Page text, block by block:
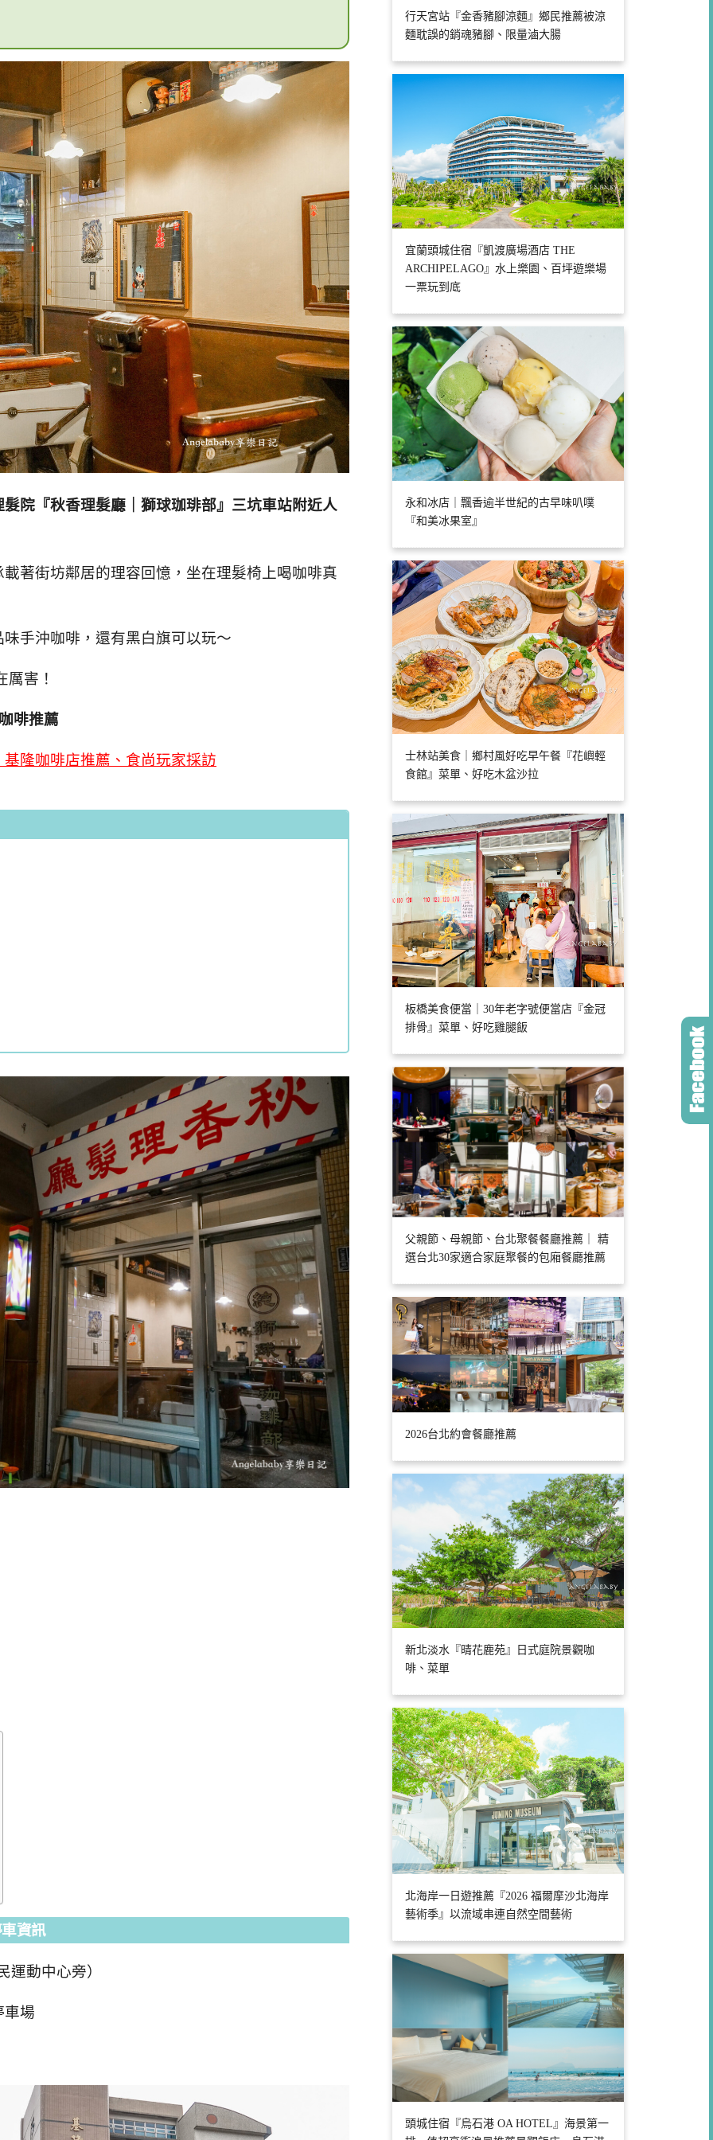
院『秋香理髮廳｜獅球珈琲部』三坑車站附近人
著街坊鄰居的理容回憶，坐在理髮椅上喝咖啡真
手沖咖啡，還有黑白旗可以玩～
厲害！
啡推薦
隆咖啡店推薦、食尚玩家採訪
資訊
動中心旁）
車場
行天宮站『金香豬腳涼麵』鄉民推薦被涼
麵耽誤的銷魂豬腳、限量滷大腸
宜蘭頭城住宿『凱渡廣場酒店 THE
ARCHIPELAGO』水上樂園、百坪遊樂場
一票玩到底
永和冰店｜飄香逾半世紀的古早味叭噗
『和美冰果室』
士林站美食｜鄉村風好吃早午餐『花嶼輕
食館』菜單、好吃木盆沙拉
板橋美食便當｜30年老字號便當店『金冠
排骨』菜單、好吃雞腿飯
父親節、母親節、台北聚餐餐廳推薦｜ 精
選台北30家適合家庭聚餐的包廂餐廳推薦
2026台北約會餐廳推薦
新北淡水『晴花鹿苑』日式庭院景觀咖
啡、菜單
北海岸一日遊推薦『2026 福爾摩沙北海岸
藝術季』以流域串連自然空間藝術
頭城住宿『烏石港 OA HOTEL』海景第一